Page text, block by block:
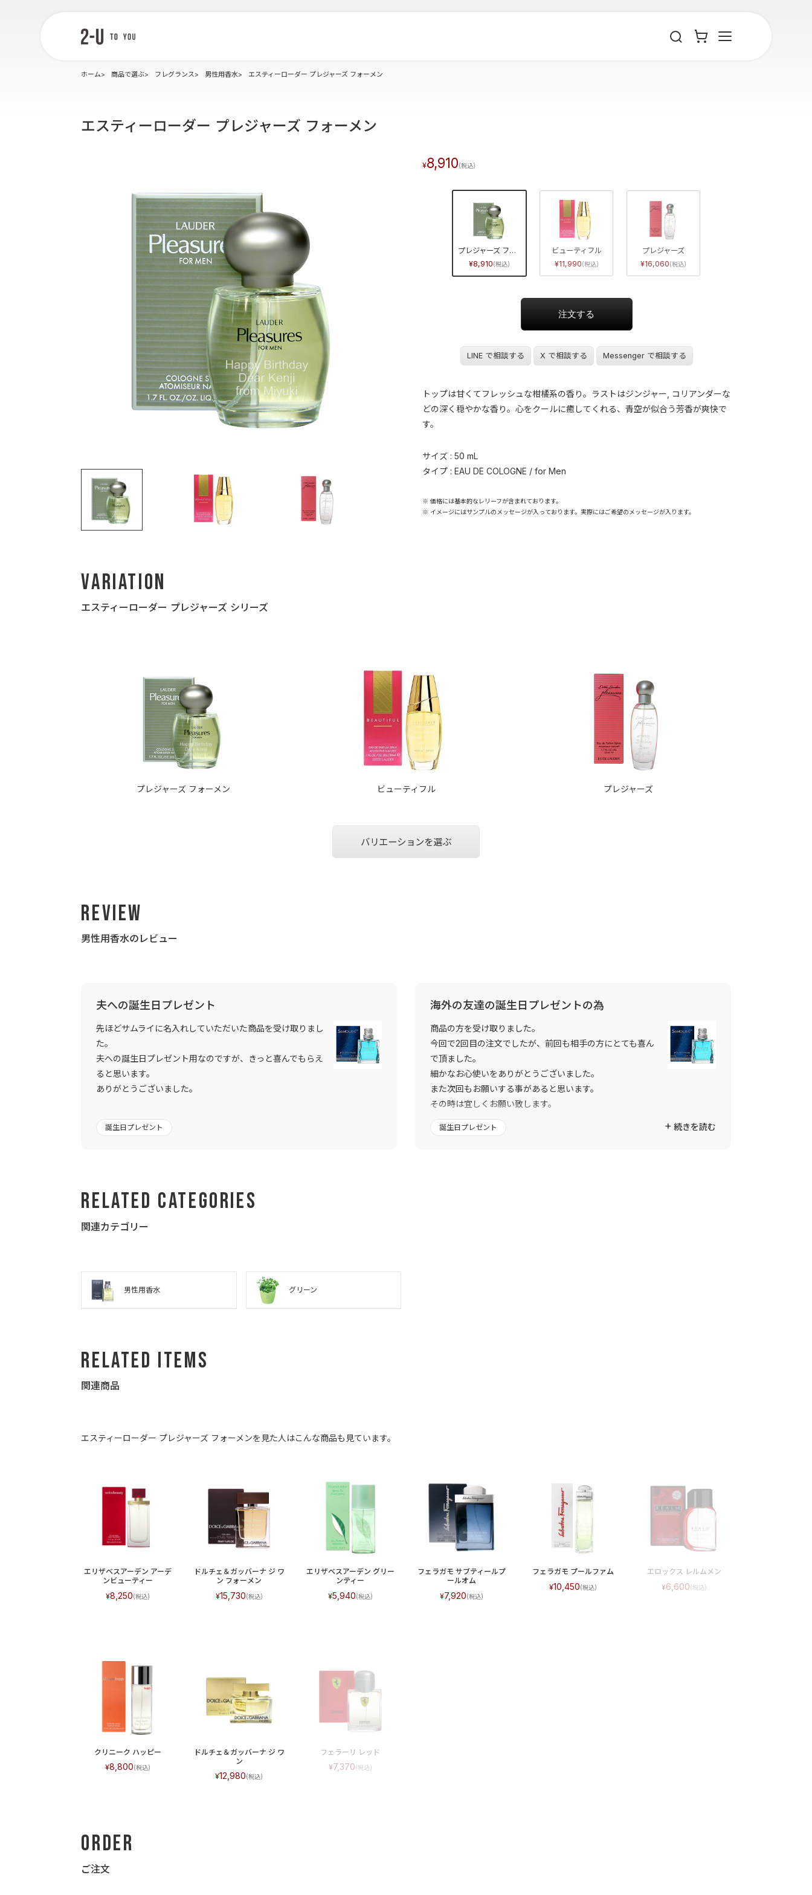
ホーム 商品で選ぶ フレグランス 男性用香水 エスティーローダー プレジャーズ フォーメン
エスティーローダー プレジャーズ フォーメン
8,910
プレジャーズ フォーメン
8,910
ビューティフル
11,990
プレジャーズ
16,060
LINE で相談する X で相談する Messenger で相談する
トップは甘くてフレッシュな柑橘系の香り。ラストはジンジャー, コリアンダーな
どの深く穏やかな香り。心をクールに癒してくれる、青空が似合う芳香が爽快で
す。
サイズ : 50 mL
タイプ : EAU DE COLOGNE / for Men
※ 価格には基本的なレリーフが含まれております。
※ イメージにはサンプルのメッセージが入っております。実際にはご希望のメッセージが入ります。
Variation
エスティーローダー プレジャーズ シリーズ
プレジャーズ フォーメン ビューティフル プレジャーズ
バリエーションを選ぶ
Review
男性用香水のレビュー
夫への誕生日プレゼント
先ほどサムライに名入れしていただいた商品を受け取りまし
た。
夫への誕生日プレゼント用なのですが、きっと喜んでもらえ
ると思います。
ありがとうございました。
誕生日プレゼント
海外の友達の誕生日プレゼントの為
商品の方を受け取りました。
今回で2回目の注文でしたが、前回も相手の方にとても喜ん
で頂ました。
細かなお心使いをありがとうございました。
また次回もお願いする事があると思います。
その時は宜しくお願い致します。
皆様もお身体ご自愛されて今後も頑張ってください。
続きを読む
誕生日プレゼント
Related Categories
関連カテゴリー
男性用香水 グリーン
Related Items
関連商品
エスティーローダー プレジャーズ フォーメンを見た人はこんな商品も見ています。
エリザベスアーデン アーデ
ンビューティー
8,250
ドルチェ＆ガッバーナ ジ ワ
ン フォーメン
15,730
エリザベスアーデン グリー
ンティー
5,940
フェラガモ サブティールプ
ールオム
7,920
フェラガモ プールファム
10,450
エロックス レルムメン
6,600
クリニーク ハッピー
8,800
ドルチェ＆ガッバーナ ジ ワ
ン
12,980
フェラーリ レッド
7,370
Order
ご注文